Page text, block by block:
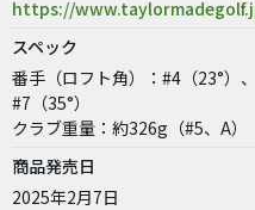
https://
スペック
番手（ロフト角）：#4（23°）
#7（35°）
クラブ重量：約326g（#5、A）
商品発売日
2025年2月7日